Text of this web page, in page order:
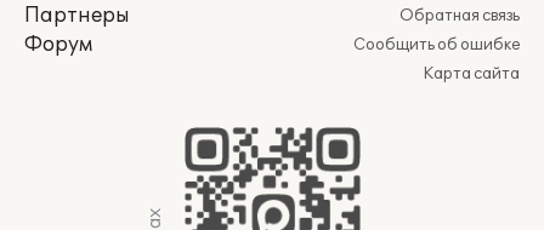
Партнеры
Форум
Обратная связь
Сообщить об ошибке
Карта сайта